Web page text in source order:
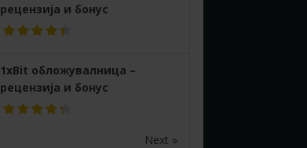
рецензија и бонус
1xBit обложувалница –
рецензија и бонус
Next »